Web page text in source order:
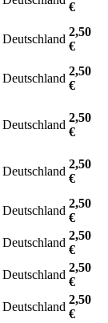
€
Deutschland
2,50
€
Deutschland
2,50
€
Deutschland
2,50
€
Deutschland
2,50
€
Deutschland
2,50
€
Deutschland
2,50
€
Deutschland
2,50
€
Deutschland
2,50
€